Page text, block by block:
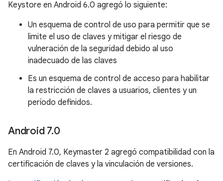
Keystore en Android 6.0 agregó lo siguiente:
Un esquema de control de uso para permitir que se
limite el uso de claves y mitigar el riesgo de
vulneración de la seguridad debido al uso
inadecuado de las claves
Es un esquema de control de acceso para habilitar
la restricción de claves a usuarios, clientes y un
período definidos.
Android 7.0
En Android 7.0, Keymaster 2 agregó compatibilidad con la
certificación de claves y la vinculación de versiones.